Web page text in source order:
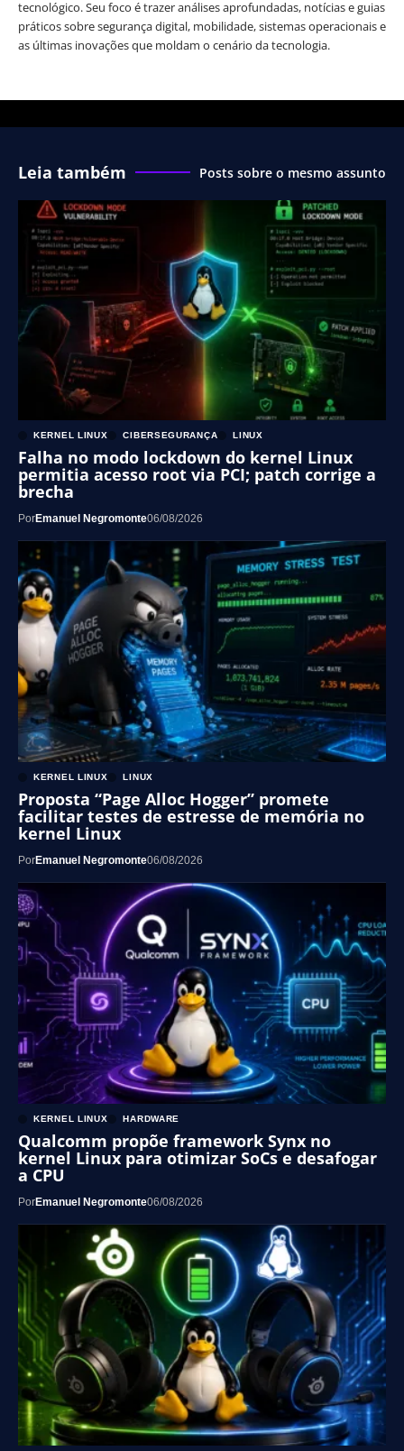
tecnológico. Seu foco é trazer análises aprofundadas, notícias e guias
práticos sobre segurança digital, mobilidade, sistemas operacionais e
as últimas inovações que moldam o cenário da tecnologia.
Leia também Posts sobre o mesmo assunto
KERNEL LINUX CIBERSEGURANÇA LINUX
Falha no modo lockdown do kernel Linux
permitia acesso root via PCI; patch corrige a
brecha
PorEmanuel Negromonte06/08/2026
KERNEL LINUX LINUX
Proposta “Page Alloc Hogger” promete
facilitar testes de estresse de memória no
kernel Linux
PorEmanuel Negromonte06/08/2026
KERNEL LINUX HARDWARE
Qualcomm propõe framework Synx no
kernel Linux para otimizar SoCs e desafogar
a CPU
PorEmanuel Negromonte06/08/2026